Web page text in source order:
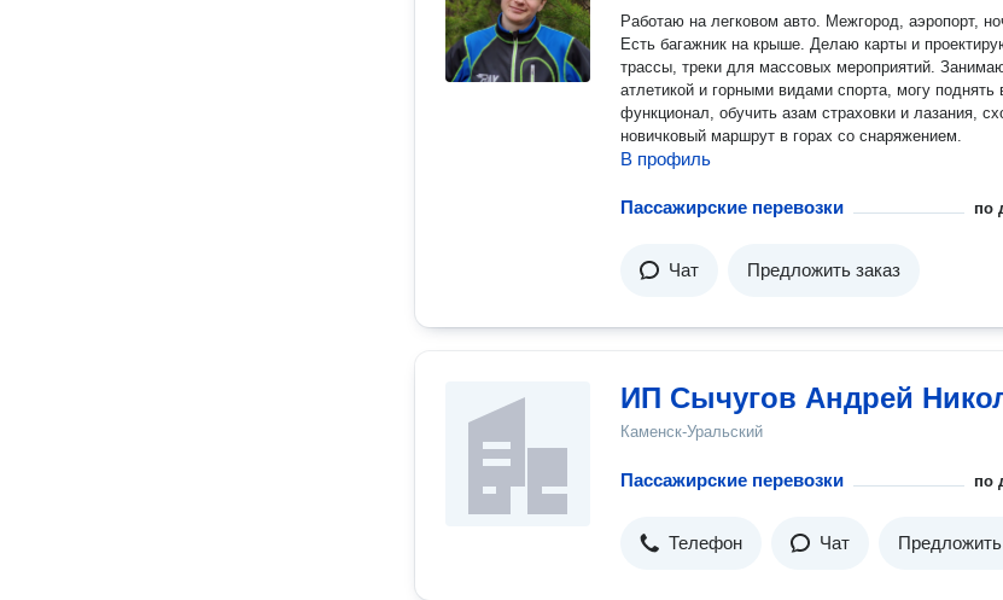
Работаю на легковом авто. Межгород, аэропорт,
Есть багажник на крыше. Делаю карты и проектирую спортивные
трассы, треки для массовых мероприятий. Занимаюсь легкой
атлетикой и горными видами спорта, могу поднять
функционал, обучить азам страховки и лазания,
новичковый маршрут в горах со снаряжением.
В профиль
Пассажирские перевозки по
Чат Предложить заказ
ИП Сычугов Андрей
Каменск-Уральский
Пассажирские перевозки по
Телефон Чат Предложить